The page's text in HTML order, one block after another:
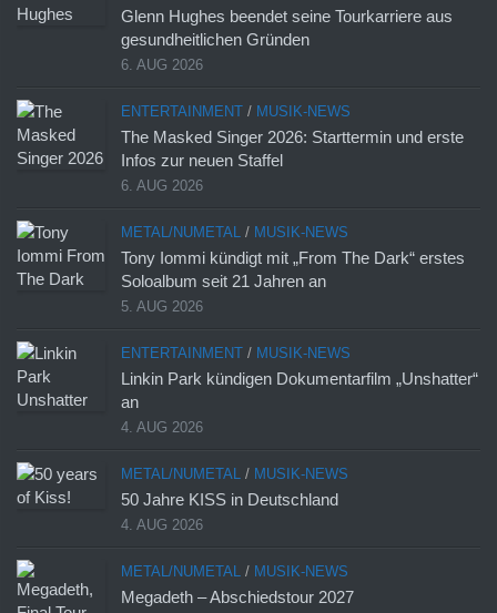
Glenn Hughes beendet seine Tourkarriere aus
gesundheitlichen Gründen
6. AUG 2026
ENTERTAINMENT / MUSIK-NEWS
The Masked Singer 2026: Starttermin und erste
Infos zur neuen Staffel
6. AUG 2026
METAL/NUMETAL / MUSIK-NEWS
Tony Iommi kündigt mit „From The Dark“ erstes
Soloalbum seit 21 Jahren an
5. AUG 2026
ENTERTAINMENT / MUSIK-NEWS
Linkin Park kündigen Dokumentarfilm „Unshatter“
an
4. AUG 2026
METAL/NUMETAL / MUSIK-NEWS
50 Jahre KISS in Deutschland
4. AUG 2026
METAL/NUMETAL / MUSIK-NEWS
Megadeth – Abschiedstour 2027